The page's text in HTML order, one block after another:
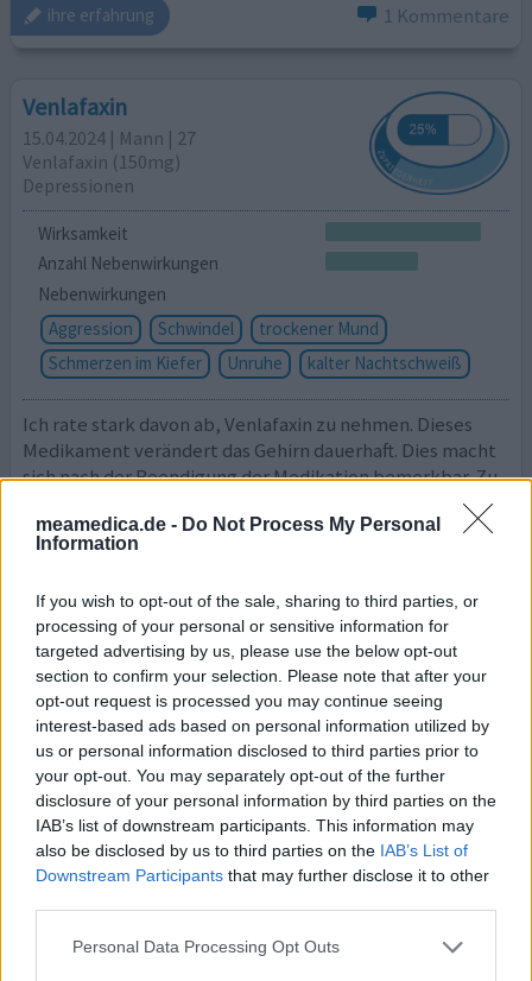
meamedica.de - Do Not Process My Personal
Information
If you wish to opt-out of the sale, sharing to third parties, or
processing of your personal or sensitive information for
targeted advertising by us, please use the below opt-out
section to confirm your selection. Please note that after your
opt-out request is processed you may continue seeing
interest-based ads based on personal information utilized by
us or personal information disclosed to third parties prior to
your opt-out. You may separately opt-out of the further
disclosure of your personal information by third parties on the
IAB’s list of downstream participants. This information may
also be disclosed by us to third parties on the IAB’s List of
Downstream Participants that may further disclose it to other
Personal Data Processing Opt Outs
ihre erfahrung 1 Kommentare
Venlafaxin
15.04.2024 | Mann | 27
Venlafaxin (150mg)
Depressionen
Wirksamkeit
Anzahl Nebenwirkungen
Nebenwirkungen
Aggression
Schwindel
trockener Mund
Schmerzen im Kiefer
Unruhe kalter Nachtschweiß
Ich rate stark davon ab, Venlafaxin zu nehmen. Dieses
Medikament verändert das Gehirn dauerhaft. Dies macht
sich nach der Beendigung der Medikation bemerkbar. Zu
Schwindel, Gleichgewichtsstörungen und Übelkeit auf,
die nach knapp 2 Wochen verschwinden. Mit dem
wieder eup ... Lesen Sie mehr
ihre erfahrung 0 Kommentare
Venlafaxin
06.04.2024 | Frau | 37
Venlafaxin (150mg)
Depressionen
Wirksamkeit
Anzahl Nebenwirkungen
Nebenwirkungen